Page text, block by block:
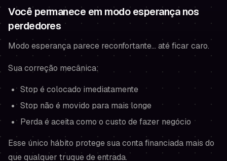
Você permanece em modo esperança nos
perdedores
Modo esperança parece reconfortante… até ficar caro.
Sua correção mecânica:
Stop é colocado imediatamente
Stop não é movido para mais longe
Perda é aceita como o custo de fazer negócio
Esse único hábito protege sua conta financiada mais do
que qualquer truque de entrada.